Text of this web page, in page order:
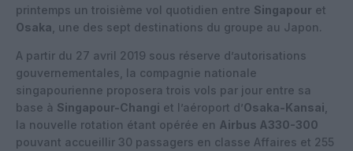
printemps un troisième vol quotidien entre Singapour et
Osaka , une des sept destinations du groupe au Japon.
A partir du 27 avril 2019 sous réserve d’autorisations
gouvernementales, la compagnie nationale
singapourienne proposera trois vols par jour entre sa
base à Singapour-Changi et l’aéroport d’Osaka-Kansai
la nouvelle rotation étant opérée en Airbus A330-300
pouvant accueillir 30 passagers en classe Affaires et 255